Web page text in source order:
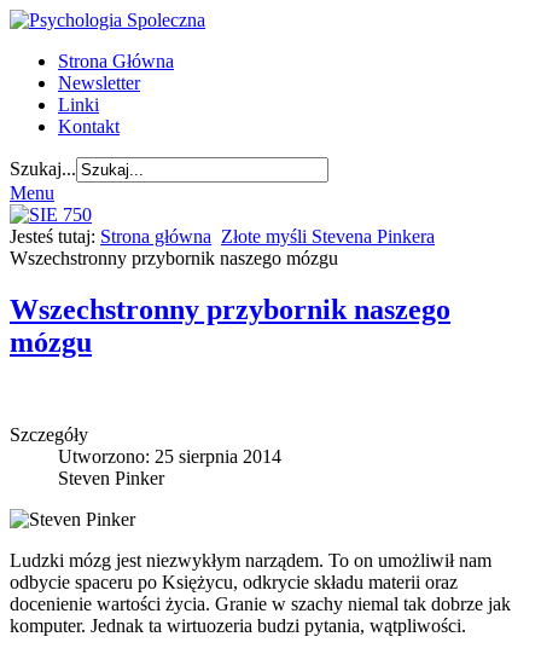
Strona Główna
Newsletter
Linki
Kontakt
Szukaj...
Menu
Jesteś tutaj: Strona główna Złote myśli Stevena Pinkera
Wszechstronny przybornik naszego mózgu
Wszechstronny przybornik naszego
mózgu
Szczegóły
Utworzono: 25 sierpnia 2014
Steven Pinker
Ludzki mózg jest niezwykłym narządem. To on umożliwił nam
odbycie spaceru po Księżycu, odkrycie składu materii oraz
docenienie wartości życia. Granie w szachy niemal tak dobrze jak
komputer. Jednak ta wirtuozeria budzi pytania, wątpliwości.